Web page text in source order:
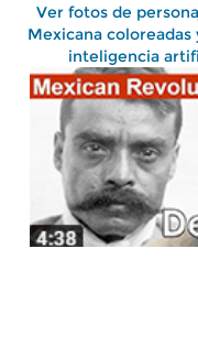
Ver fotos de
Mexicana
inteligencia